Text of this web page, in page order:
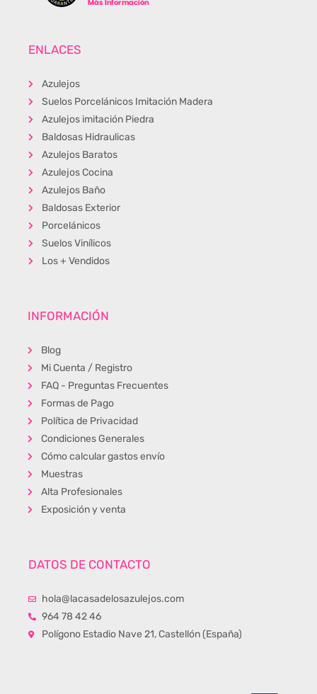
ENLACES
Azulejos
Suelos Porcelánicos Imitación Madera
Azulejos imitación Piedra
Baldosas Hidraulicas
Azulejos Baratos
Azulejos Cocina
Azulejos Baño
Baldosas Exterior
Porcelánicos
Suelos Vinílicos
Los + Vendidos
INFORMACIÓN
Blog
Mi Cuenta / Registro
FAQ - Preguntas Frecuentes
Formas de Pago
Política de Privacidad
Condiciones Generales
Cómo calcular gastos envío
Muestras
Alta Profesionales
Exposición y venta
DATOS DE CONTACTO
hola@lacasadelosazulejos.com
964 78 42 46
Polígono Estadio Nave 21, Castellón (España)